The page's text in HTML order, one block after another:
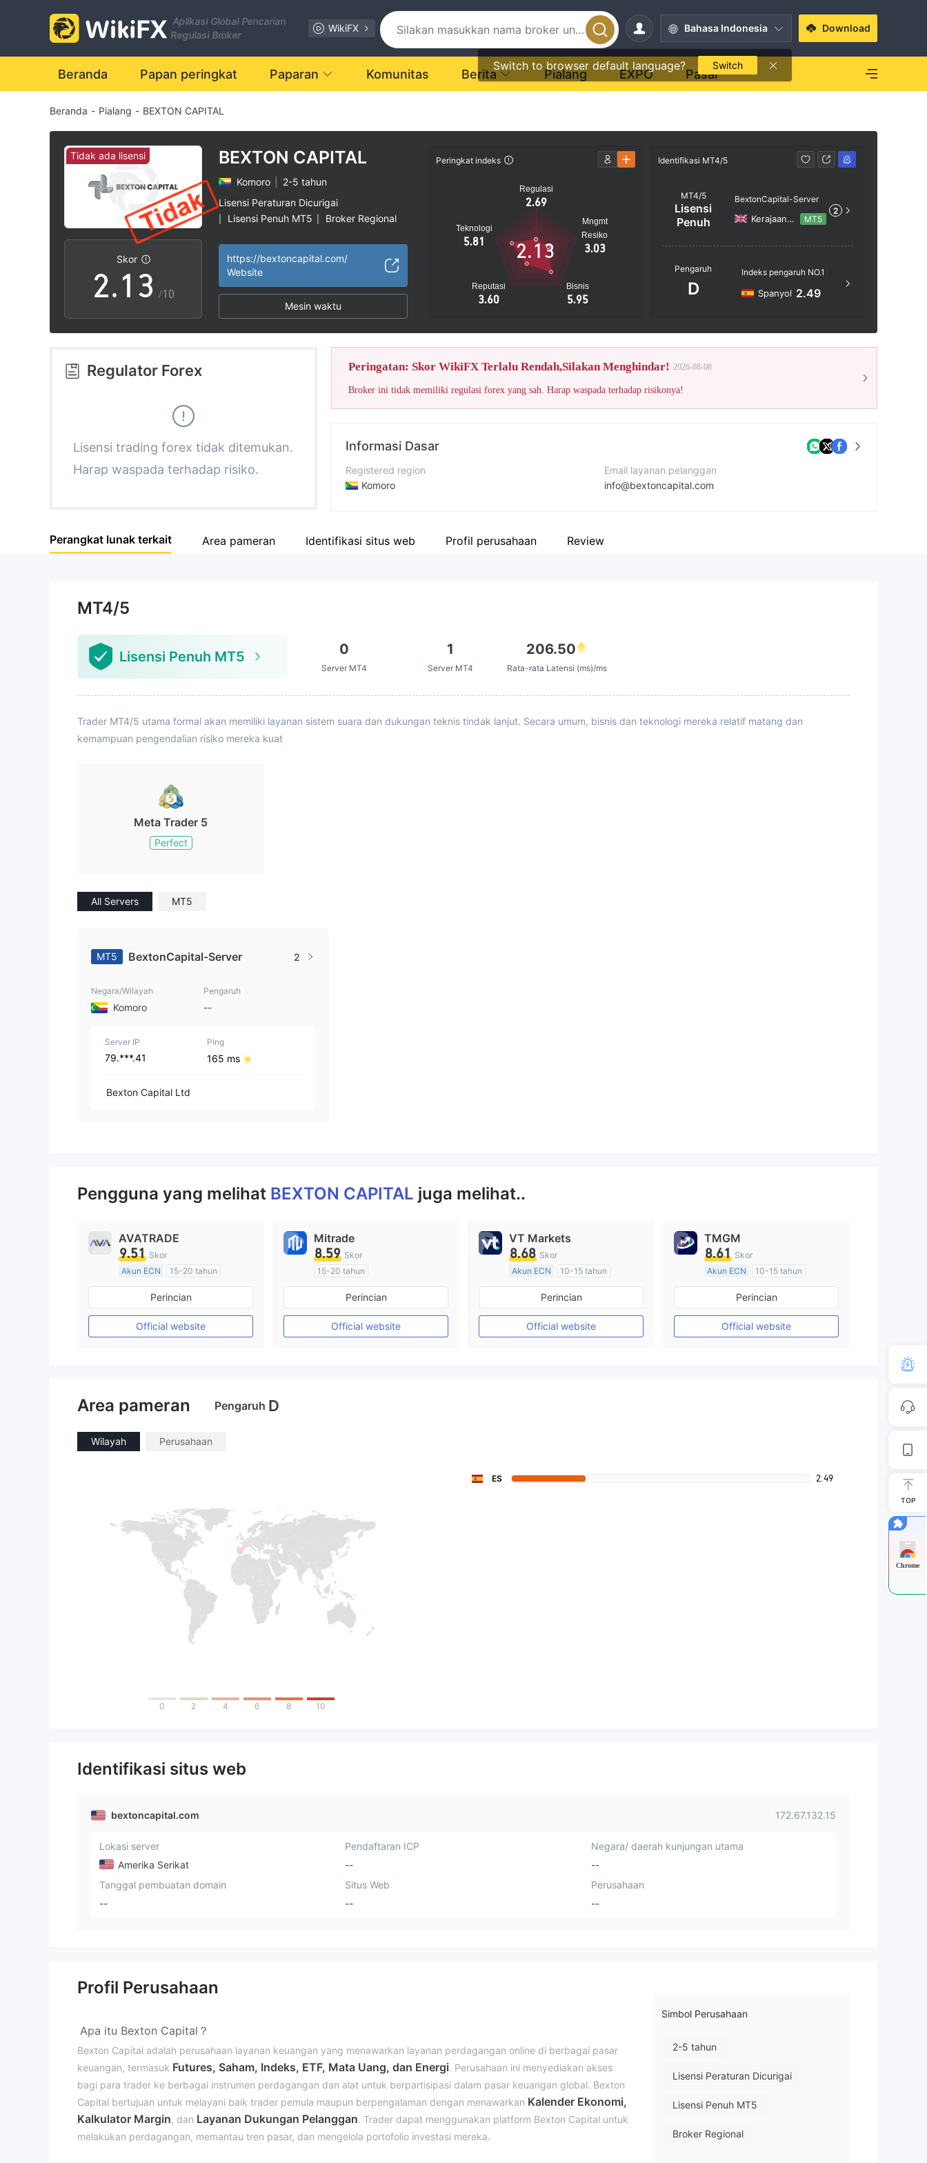
Aplikasi Global Pencarian
Regulasi Broker
WikiFX Bahasa Indonesia
Switch to browser default language? Switch
Download
Beranda Papan peringkat Paparan Komunitas Berita Pialang EXPO Pasar
Beranda - Pialang - BEXTON CAPITAL
Tidak ada lisensi
Skor
0
1
2
3
4
6
7
8
9
.
0
1
2
3
5
6
7
8
9
0
1
2
3
4
5
7
8
9
/10
BEXTON CAPITAL
Komoro
2-5 tahun
Lisensi Peraturan Dicurigai
Lisensi Penuh MT5 Broker Regional
https://bextoncapital.com/
Website
Mesin waktu
Peringkat indeks
Regulasi
2.69
Teknologi
5.81
Reputasi
3.60
Bisnis
5.95
Mngmt
Resiko
3.03
2.13
Identifikasi MT4/5
MT4/5
Lisensi
Penuh
BextonCapital-Server
Kerajaan Inggris MT5
2
Pengaruh
D
Indeks pengaruh NO.1
Spanyol 2.49
Regulator Forex
Lisensi trading forex tidak ditemukan.
Harap waspada terhadap risiko.
Peringatan: Skor WikiFX Terlalu Rendah,Silakan Menghindar! 2026-08-08
Broker ini tidak memiliki regulasi forex yang sah. Harap waspada terhadap risikonya!
Informasi Dasar
Registered region
Komoro
Nama perusahaan
Email layanan pelanggan
info@bextoncapital.com
Perangkat lunak terkait Area pameran Identifikasi situs web Profil perusahaan Review
MT4/5
Lisensi Penuh MT5 0
Server MT4
1
Server MT4
206.50
Rata-rata Latensi (ms)/ms
Trader MT4/5 utama formal akan memiliki layanan sistem suara dan dukungan teknis tindak lanjut. Secara umum, bisnis dan teknologi mereka relatif matang dan
kemampuan pengendalian risiko mereka kuat
Meta Trader 5
Perfect
All Servers MT5
MT5 BextonCapital-Server 2
Negara/Wilayah
Komoro
Pengaruh
--
Server IP
79.***.41
Ping
165 ms
Bexton Capital Ltd
Pengguna yang melihat BEXTON CAPITAL juga melihat..
AVATRADE
9.51 Skor
Akun ECN
15-20 tahun
Diatur di Australia
Market Maker (MM)
Lisensi Penuh MT4
Perincian
Official website
Mitrade
8.59 Skor
15-20 tahun
Diatur di Australia
Market Maker (MM)
Penelitian mandiri
Perincian
Official website
VT Markets
8.68 Skor
Akun ECN
10-15 tahun
Diatur di Australia
Market Maker (MM)
Lisensi Penuh MT4
Perincian
Official website
TMGM
8.61 Skor
Akun ECN
10-15 tahun
Diatur di Australia
Market Maker (MM)
Lisensi Penuh MT4
Perincian
Official website
Area pameran Pengaruh D
Wilayah Perusahaan
0 2 4 6 8 10
ES 2.49
Identifikasi situs web
bextoncapital.com 172.67.132.15
Lokasi server
Amerika Serikat
Pendaftaran ICP
--
Negara/ daerah kunjungan utama
--
Tanggal pembuatan domain
--
Situs Web
--
Perusahaan
--
Profil Perusahaan
Apa itu Bexton Capital？
Bexton Capital adalah perusahaan layanan keuangan yang menawarkan layanan perdagangan online di berbagai pasar
keuangan, termasuk Futures, Saham, Indeks, ETF, Mata Uang, dan Energi. Perusahaan ini menyediakan akses
bagi para trader ke berbagai instrumen perdagangan dan alat untuk berpartisipasi dalam pasar keuangan global. Bexton
Capital bertujuan untuk melayani baik trader pemula maupun berpengalaman dengan menawarkan Kalender Ekonomi,
Kalkulator Margin, dan Layanan Dukungan Pelanggan. Trader dapat menggunakan platform Bexton Capital untuk
melakukan perdagangan, memantau tren pasar, dan mengelola portofolio investasi mereka.
Simbol Perusahaan
2-5 tahun
Lisensi Peraturan Dicurigai
Lisensi Penuh MT5
Broker Regional
TOP
Chrome